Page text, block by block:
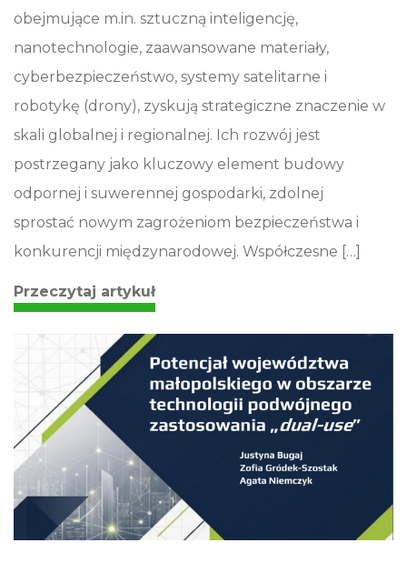
obejmujące m.in. sztuczną inteligencję,
nanotechnologie, zaawansowane materiały,
cyberbezpieczeństwo, systemy satelitarne i
robotykę (drony), zyskują strategiczne znaczenie w
skali globalnej i regionalnej. Ich rozwój jest
postrzegany jako kluczowy element budowy
odpornej i suwerennej gospodarki, zdolnej
sprostać nowym zagrożeniom bezpieczeństwa i
konkurencji międzynarodowej. Współczesne […]
Przeczytaj artykuł